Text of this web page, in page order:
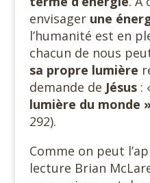
envisager une
l’humanité est en
chacun de nous
sa propre lumière
demande de Jésus:
lumière du monde
292).
Comme on peut
lecture Brian